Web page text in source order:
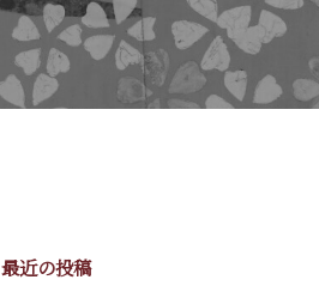
最近の投稿